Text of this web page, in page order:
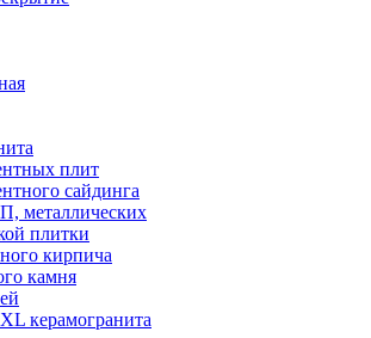
плит
сайдинга
металлических
плитки
кирпича
камня
керамогранита